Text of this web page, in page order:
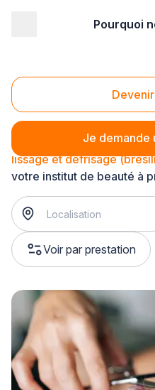
Pourquoi
Je demande
Lissage et défrisage
lissage et défrisage
votre institut de beauté à
Voir par prestation